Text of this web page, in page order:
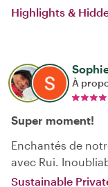
Highlights &
À
Super moment!
Enchantés de
avec Rui.
Sustainable